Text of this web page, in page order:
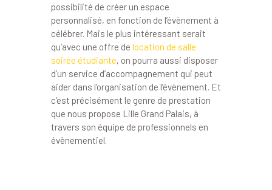
possibilité de créer un espace
personnalisé, en fonction de l’évènement à
célébrer. Mais le plus intéressant serait
qu’avec une offre de location de salle
soirée étudiante, on pourra aussi disposer
d’un service d’accompagnement qui peut
aider dans l’organisation de l’évènement. Et
c’est précisément le genre de prestation
que nous propose Lille Grand Palais, à
travers son équipe de professionnels en
évènementiel.